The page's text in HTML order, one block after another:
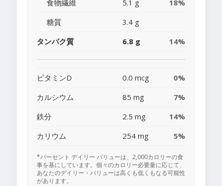
食物繊維 5.1 g
18%
糖質
3.4 g
タンパク質
6.8 g 14%
ビタミンD 0.0 mcg
0%
カルシウム
85 mg
7%
鉄分
2.5 mg
14%
カリウム
254 mg 5%
*パーセント デイリー バリューは、2,000カロリーの食
事を基にしています。個々のカロリー必要量に応じて、
あなたのデイリー・バリューは高くも低くもなる可能性
があります。